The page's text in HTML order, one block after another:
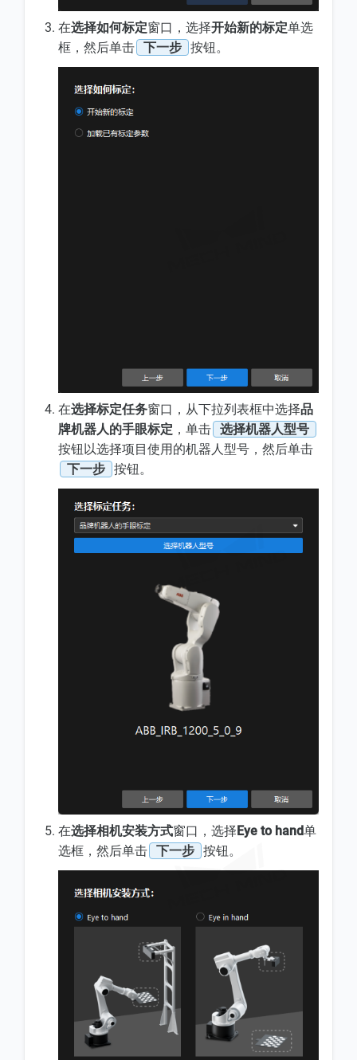
在选择如何标定窗口，选择开始新的标定单选
框，然后单击 下一步 按钮。
在选择标定任务窗口，从下拉列表框中选择品
牌机器人的手眼标定 ，单击 选择机器人型号
按钮以选择项目使用的机器人型号，然后单击
下一步 按钮。
在选择相机安装方式窗口，选择Eye to hand单
选框，然后单击 下一步 按钮。